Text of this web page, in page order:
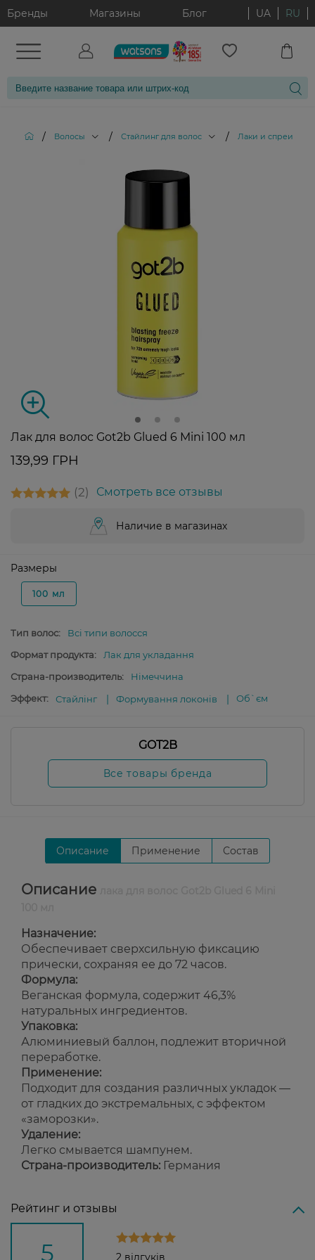
Бренды Магазины Блог UA RU
/ Волосы / Стайлинг для волос / Лаки и спреи для
Лак для волос Got2b Glued 6 Mini 100 мл
139,99 ГРН
2 Смотреть все отзывы
Наличие в магазинах
Размеры
100 мл
Тип волос:
Всі типи волосся
Формат продукта:
Лак для укладання
Страна-производитель:
Німеччина
Эффект:
Стайлінг Формування локонів Об`єм
GOT2B
Все товары бренда
Описание Применение Состав
Описание
Назначение:
Обеспечивает сверхсильную фиксацию
прически, сохраняя ее до 72 часов.
Формула:
Веганская формула, содержит 46,3%
натуральных ингредиентов.
Упаковка:
Алюминиевый баллон, подлежит вторичной
переработке.
Применение:
Подходит для создания различных укладок —
от гладких до экстремальных, с эффектом
«заморозки».
Удаление:
Легко смывается шампунем.
Страна-производитель: Германия
Рейтинг и отзывы
5 2 відгуків